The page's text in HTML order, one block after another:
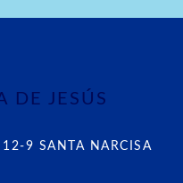
DE JESÚS
12-9 SANTA NARCISA